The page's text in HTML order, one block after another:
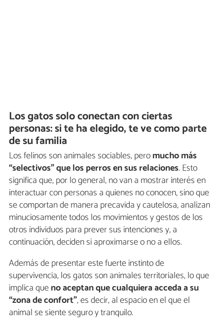
Los gatos solo conectan con ciertas
personas: si te ha elegido, te ve como parte
de su familia
Los felinos son animales sociables, peromucho más
“selectivos” que los perros en sus relaciones. Esto
significa que, por lo general, no van a mostrar interés en
interactuar con personas a quienes no conocen, sino que
se comportan de manera precavida y cautelosa, analizan
minuciosamente todos los movimientos y gestos de los
otros individuos para prever sus intenciones y, a
continuación, deciden si aproximarse o no a ellos.
Además de presentar este fuerte instinto de
supervivencia, los gatos son animales territoriales, lo que
implica queno aceptan que cualquiera acceda a su
“zona de confort”, es decir, al espacio en el que el
animal se siente seguro y tranquilo.